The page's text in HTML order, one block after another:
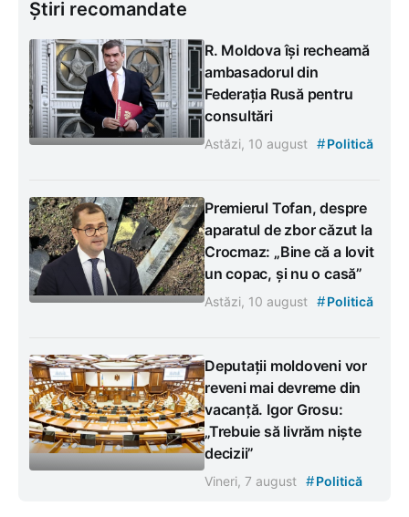
Știri recomandate
R. Moldova își recheamă
ambasadorul din
Federația Rusă pentru
consultări
Astăzi, 10 august #Politică
Premierul Tofan, despre
aparatul de zbor căzut la
Crocmaz: „Bine că a lovit
un copac, și nu o casă”
Astăzi, 10 august #Politică
Deputații moldoveni vor
reveni mai devreme din
vacanță. Igor Grosu:
„Trebuie să livrăm niște
decizii”
Vineri, 7 august #Politică